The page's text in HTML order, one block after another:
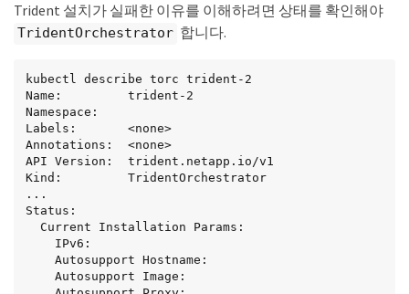
Trident 설치가 실패한 이유를 이해하려면 상태를 확인해야
TridentOrchestrator 합니다.
kubectl describe torc trident-2
Name:         trident-2
Namespace:
Labels:       <none>
Annotations:  <none>
API Version:  trident.netapp.io/v1
Kind:         TridentOrchestrator
...
Status: